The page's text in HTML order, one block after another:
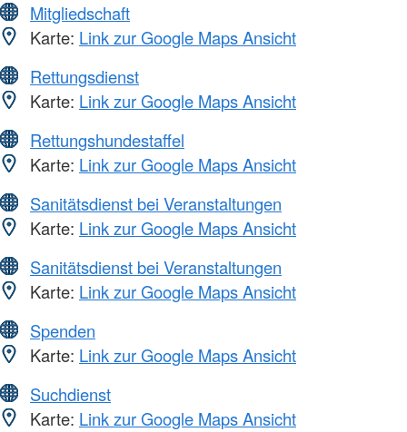
Mitgliedschaft
Karte: Link zur Google Maps Ansicht
Rettungsdienst
Karte: Link zur Google Maps Ansicht
Rettungshundestaffel
Karte: Link zur Google Maps Ansicht
Sanitätsdienst bei Veranstaltungen
Karte: Link zur Google Maps Ansicht
Sanitätsdienst bei Veranstaltungen
Karte: Link zur Google Maps Ansicht
Spenden
Karte: Link zur Google Maps Ansicht
Suchdienst
Karte: Link zur Google Maps Ansicht